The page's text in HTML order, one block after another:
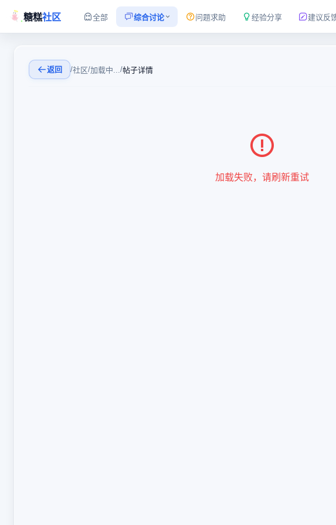
糖糕社区 全部 综合讨论 问题求助 经验分享 建议反
返回 /社区/加载中.../帖子详情
加载失败，请刷新重试